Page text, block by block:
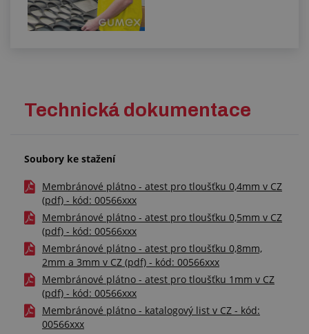
Technická dokumentace
Soubory ke stažení
Membránové plátno - atest pro tloušťku 0,4mm v CZ
(pdf) - kód: 00566xxx
Membránové plátno - atest pro tloušťku 0,5mm v CZ
(pdf) - kód: 00566xxx
Membránové plátno - atest pro tloušťku 0,8mm,
2mm a 3mm v CZ (pdf) - kód: 00566xxx
Membránové plátno - atest pro tloušťku 1mm v CZ
(pdf) - kód: 00566xxx
Membránové plátno - katalogový list v CZ - kód:
00566xxx